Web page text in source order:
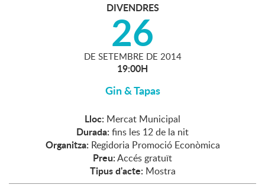
DIVENDRES
26
DE SETEMBRE DE 2014
19:00H
Gin & Tapas
Lloc: Mercat Municipal
Durada: fins les 12 de la nit
Organitza: Regidoria Promoció Econòmica
Preu:Accés gratuït
Tipus d'acte: Mostra